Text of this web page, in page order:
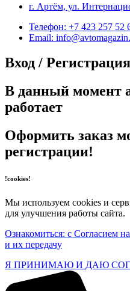
г. Артём, ул.
Телефон: +7 423 257 52
Email:
Вход / Регистрация
В данный момент
работает
Оформить заказ
регистрации!
!cookies!
Мы используем cookies и
для улучшения работы сайта.
Ознакомиться: с Согласием
и их передачу
Я ПРИНИМАЮ И ДАЮ